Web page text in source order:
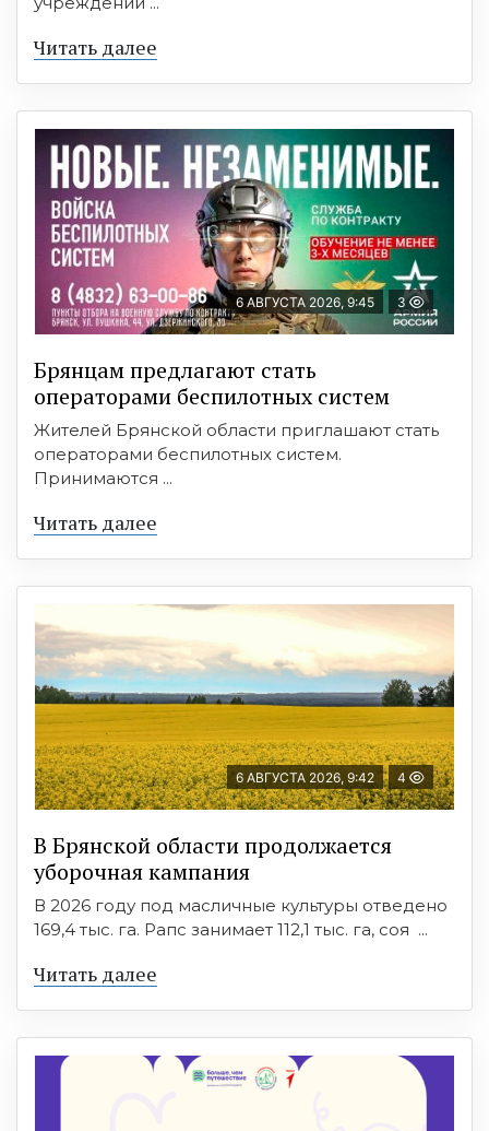
Читать далее
6 АВГУСТА 2026, 9:45 3
Брянцам предлагают cтать
оперaтoрами бeспилотных систeм
Жителей Брянской области приглашают стать
операторами беспилотных систем.
Принимаются ...
Читать далее
6 АВГУСТА 2026, 9:42 4
В Брянской области продолжается
уборочная кампания
В 2026 году под масличные культуры отведено
169,4 тыс. га. Рапс занимает 112,1 тыс. га, соя ...
Читать далее